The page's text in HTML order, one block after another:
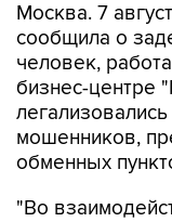
Москва. 7
сообщила о
человек,
бизнес-центре
мошенников,
обменных
"Во